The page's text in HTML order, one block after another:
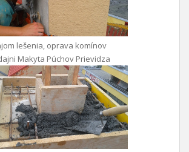
lešenia, oprava komínov
Makyta Púchov Prievidza